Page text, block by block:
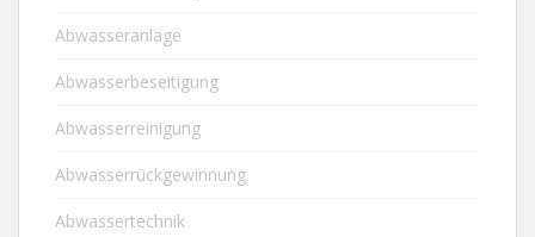
Abwasseranlage
Abwasserbeseitigung
Abwasserreinigung
Abwasserrückgewinnung
Abwassertechnik